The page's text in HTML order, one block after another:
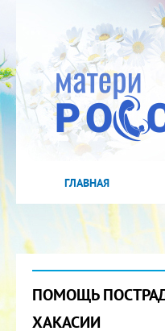
ГЛАВНАЯ
ПОМОЩЬ
ХАКАСИИ